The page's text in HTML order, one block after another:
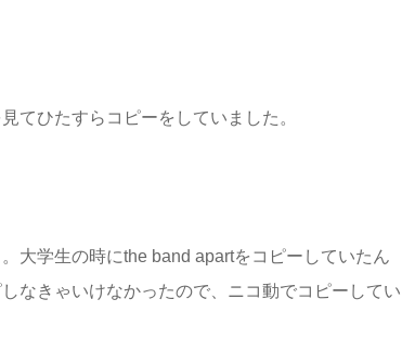
てひたすらコピーをしていました。
大学生の時にthe band apartをコピーしていたん
なきゃいけなかったので、ニコ動でコピーしてい